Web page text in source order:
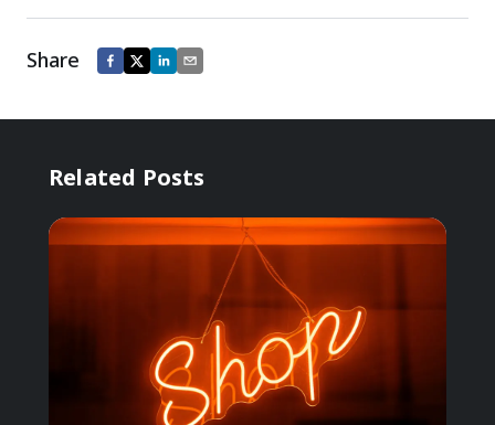
Share
Related Posts